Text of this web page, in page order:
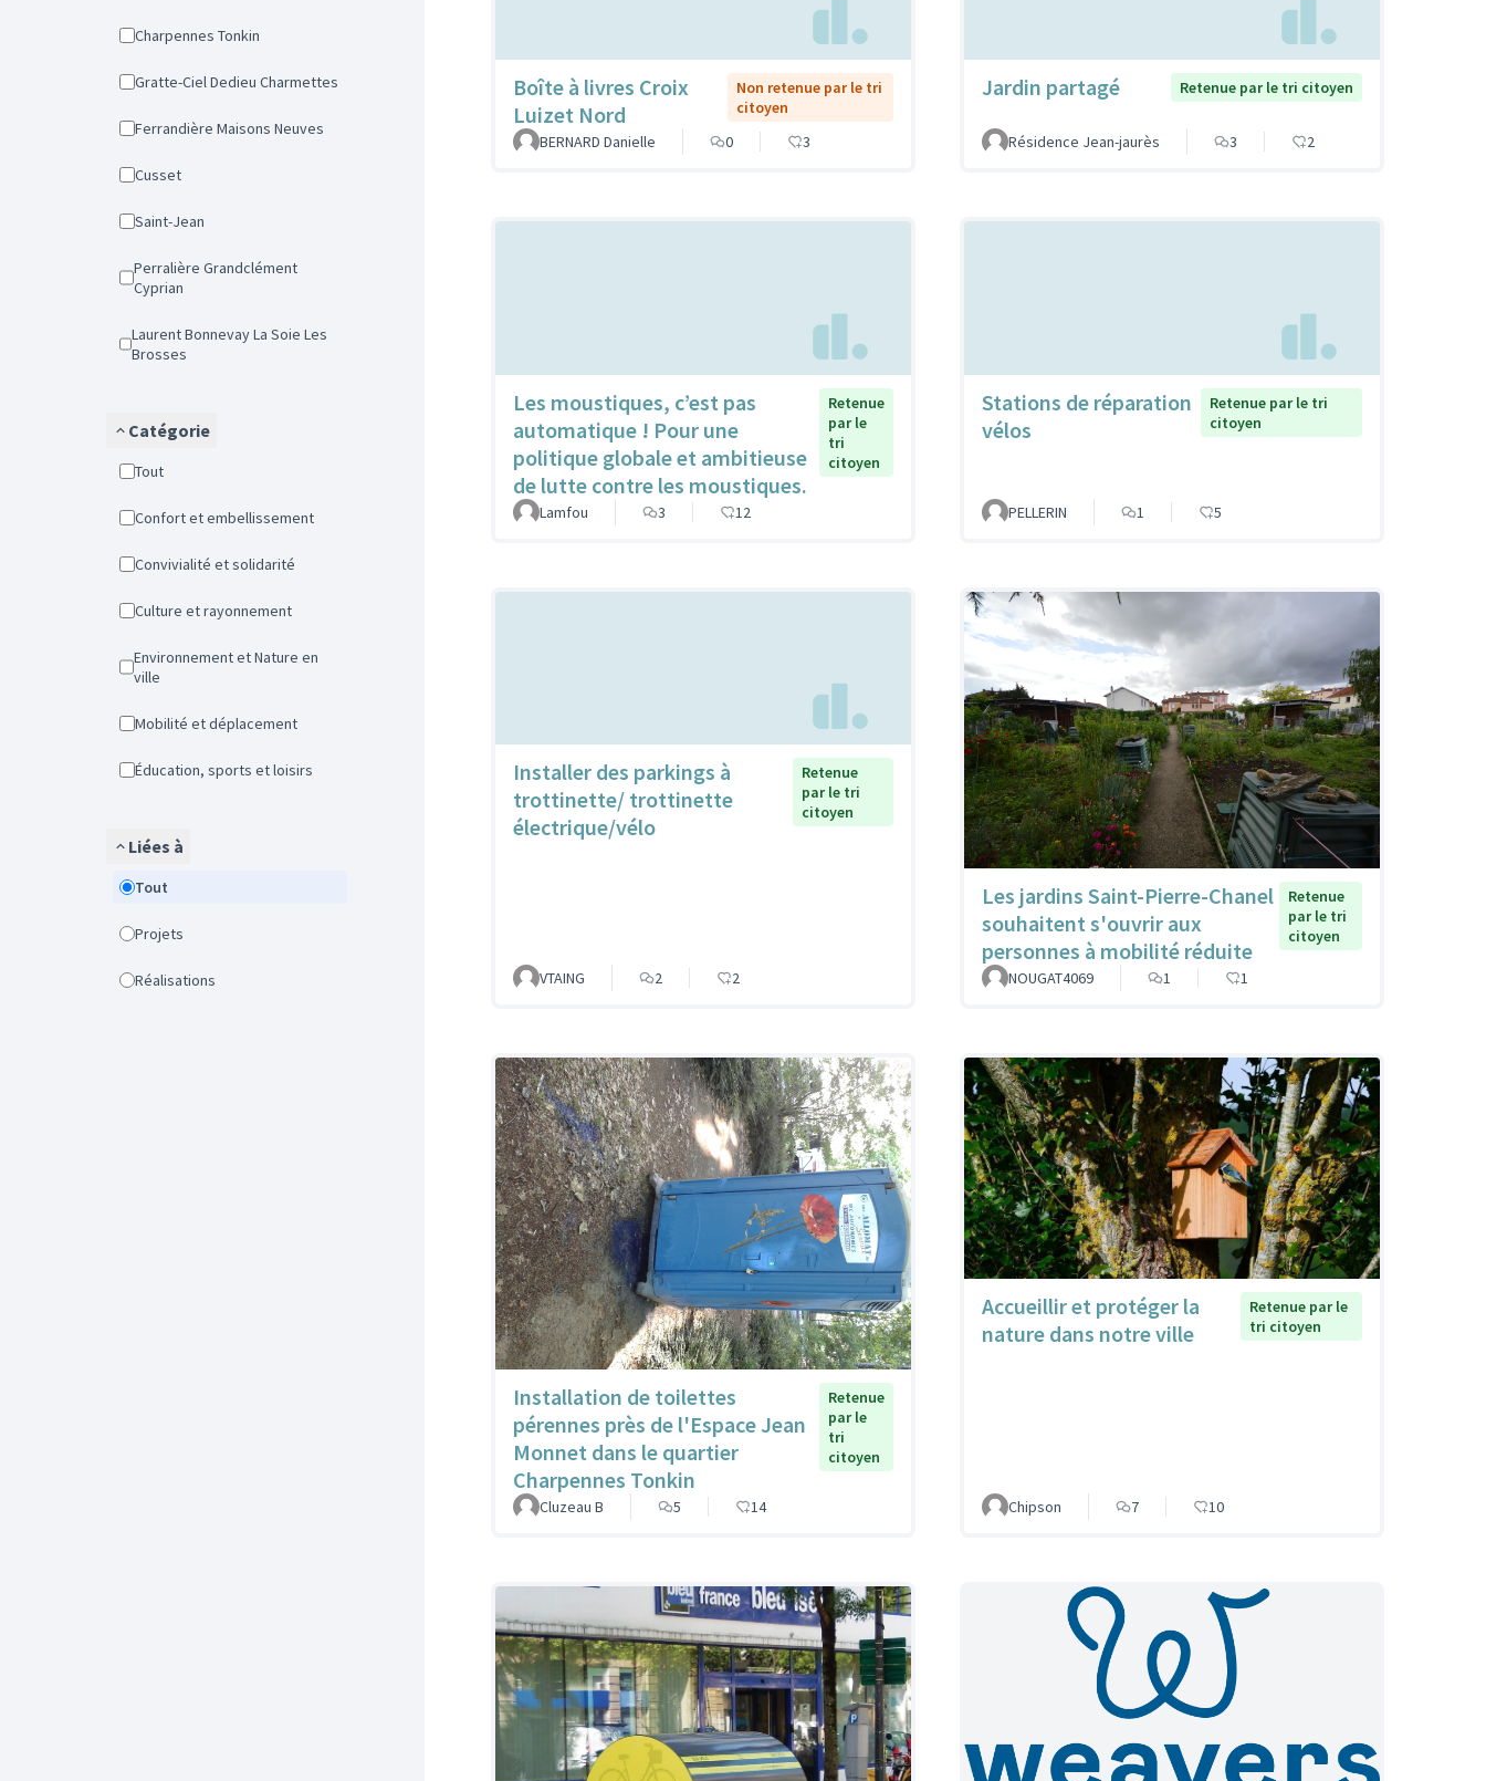
Charpennes Tonkin
Gratte-Ciel Dedieu Charmettes
Ferrandière Maisons Neuves
Cusset
Saint-Jean
Perralière Grandclément
Cyprian
Laurent Bonnevay La Soie Les
Brosses
Catégorie
Tout
Confort et embellissement
Convivialité et solidarité
Culture et rayonnement
Environnement et Nature en
ville
Mobilité et déplacement
Éducation, sports et loisirs
Liées à
Tout
Projets
Réalisations
Boîte à livres Croix
Luizet Nord
Non retenue par le tri
citoyen
BERNARD Danielle
0 3
Jardin partagé Retenue par le tri citoyen
Résidence Jean-jaurès 3 2
Les moustiques, c’est pas
automatique ! Pour une
politique globale et ambitieuse
de lutte contre les moustiques.
Retenue
par le
tri
citoyen
Lamfou 3 12
Stations de réparation
vélos
Retenue par le tri
citoyen
PELLERIN 1 5
Installer des parkings à
trottinette/ trottinette
électrique/vélo
Retenue
par le tri
citoyen
VTAING 2 2
Les jardins Saint-Pierre-Chanel
souhaitent s'ouvrir aux
personnes à mobilité réduite
Retenue
par le tri
citoyen
NOUGAT4069 1 1
Installation de toilettes
pérennes près de l'Espace Jean
Monnet dans le quartier
Charpennes Tonkin
Retenue
par le
tri
citoyen
Cluzeau B 5 14
Accueillir et protéger la
nature dans notre ville
Retenue par le
tri citoyen
Chipson 7 10